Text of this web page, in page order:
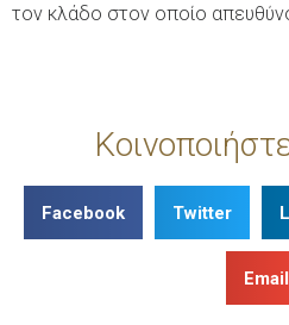
τον κλάδο στον οποίο
Facebook Twitter
Email